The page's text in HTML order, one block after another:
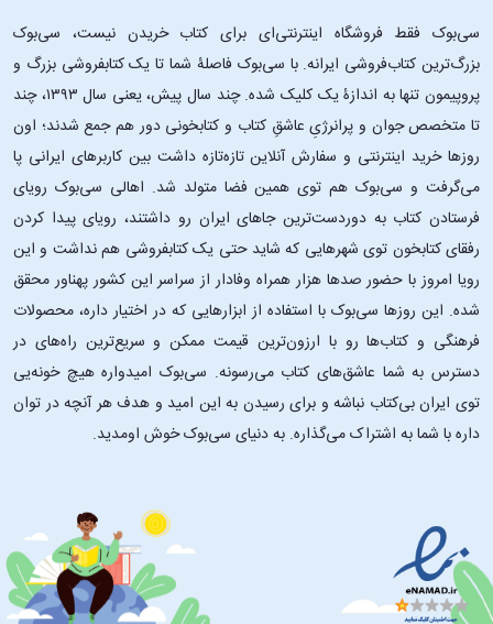
سی‌بوک فقط فروشگاه اینترنتی‌ای برای کتاب خریدن نیست، سی‌بوک
بزرگ‌ترین کتاب‌فروشی ایرانه. با سی‌بوک فاصلۀ شما تا یک کتابفروشی بزرگ و
پروپیمون تنها به اندازۀ یک کلیک شده. چند سال پیش، یعنی سال ۱۳۹۳، چند
تا متخصص جوان و پرانرژیِ عاشقِ کتاب و کتابخونی دور هم جمع شدند؛ اون‌
روزها خرید اینترنتی و سفارش آنلاین تازه‌تازه داشت بین کاربرهای ایرانی پا
می‌گرفت و سی‌بوک هم توی همین فضا متولد شد. اهالی سی‌بوک رویای
فرستادن کتاب به دوردست‌ترین جاهای ایران رو داشتند، رویای پیدا کردن
رفقای کتابخون توی شهرهایی که شاید حتی یک کتابفروشی هم نداشت و این
رویا امروز با حضور صدها هزار همراه وفادار از سراسر این کشور پهناور محقق
شده. این ‌روزها سی‌بوک با استفاده از ابزارهایی که در اختیار داره، محصولات
فرهنگی و کتاب‌ها رو با ارزون‌ترین قیمت ممکن و سریع‌ترین راه‌های در
دسترس به شما عاشق‌های کتاب می‌رسونه. سی‌بوک امیدواره هیچ خونه‌یی
توی ایران بی‌کتاب نباشه و برای رسیدن به این امید و هدف هر آنچه در توان
داره با شما به اشتراک می‌گذاره. به دنیای سی‌بوک خوش اومدید.